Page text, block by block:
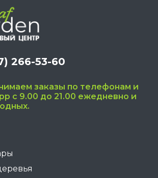
266-53-60
заказы по телефонам и
с 9.00 до 21.00 ежедневно и